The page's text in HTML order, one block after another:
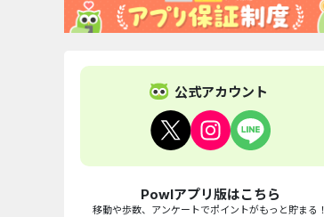
公式アカウント
Powlアプリ版はこちら
移動や歩数、アンケートでポイントがもっと貯まる！